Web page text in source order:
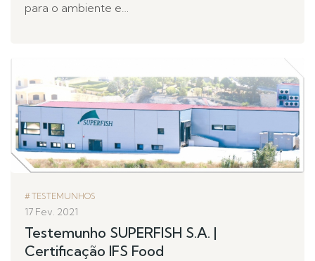
para o ambiente e…
TESTEMUNHOS
17 Fev. 2021
Testemunho SUPERFISH S.A. |
Certificação IFS Food